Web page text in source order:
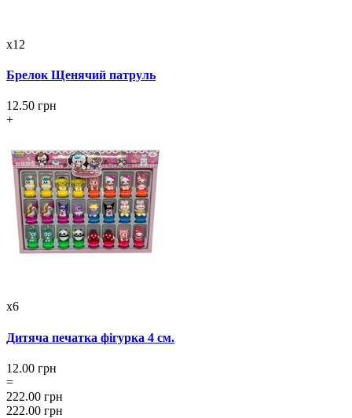
x12
Брелок Щенячий патруль
12.50 грн
+
x6
Дитяча печатка фігурка 4 см.
12.00 грн
=
222.00 грн
222.00 грн